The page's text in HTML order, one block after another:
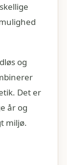
og
Det er
år og
miljø.